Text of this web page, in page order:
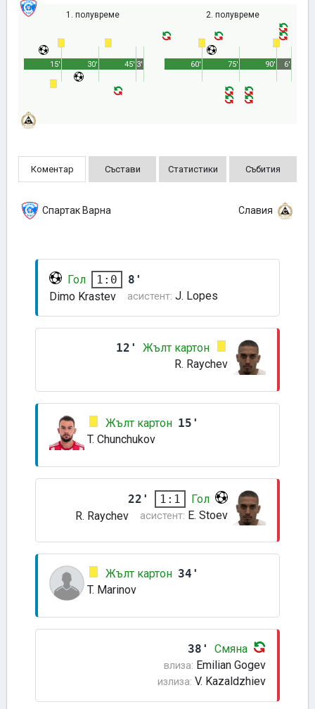
1. полувреме
45'
15' 30' 3'
2. полувреме
90'
60' 75' 6'
Коментар Състави Статистики Събития
Спартак Варна Славия
Гол 1:0
8'
Dimo Krastev
асистент: J. Lopes
12'
Жълт картон
R. Raychev
Жълт картон 15'
T. Chunchukov
22' 1:1
Гол
R. Raychev
асистент: E. Stoev
Жълт картон 34'
T. Marinov
38' Смяна
влиза: Emilian Gogev
излиза: V. Kazaldzhiev